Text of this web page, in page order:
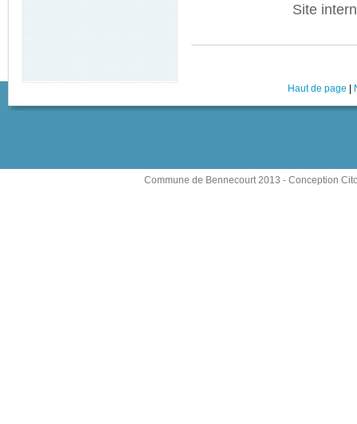
Site
Haut de page
Commune de Bennecourt 2013 - Conception